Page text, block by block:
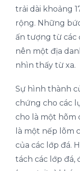
trải dài khoảng
rộng. Những
ấn tượng từ các
nên một địa
nhìn thấy từ xa.
Sự hình thành
chứng cho các
cho là một hõm
là một nếp lõm
của các lớp đá.
tách các lớp đá,